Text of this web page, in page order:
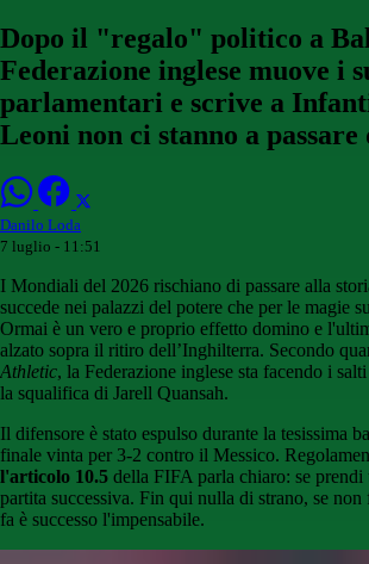
Dopo il "regalo" politico a
Federazione inglese muove i
parlamentari e scrive a
Leoni non ci stanno a passare
Danilo Loda
7 luglio - 11:51
I Mondiali del 2026 rischiano di passare alla
succede nei palazzi del potere che per le magie
Ormai è un vero e proprio effetto domino e
alzato sopra il ritiro dell’Inghilterra. Secondo
Athletic, la Federazione inglese sta facendo i
la squalifica di Jarell Quansah.
Il difensore è stato espulso durante la tesissima
finale vinta per 3-2 contro il Messico.
l'articolo 10.5 della FIFA parla chiaro: se prendi
partita successiva. Fin qui nulla di strano, se
fa è successo l'impensabile.